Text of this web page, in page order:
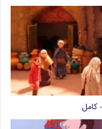
کامل